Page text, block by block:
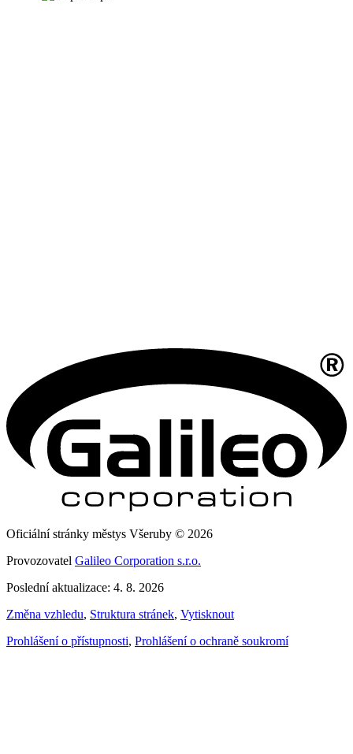
Oficiální stránky městys Všeruby © 2026
Provozovatel Galileo Corporation s.r.o.
Poslední aktualizace: 4. 8. 2026
Změna vzhledu, Struktura stránek, Vytisknout
Prohlášení o přístupnosti, Prohlášení o ochraně soukromí